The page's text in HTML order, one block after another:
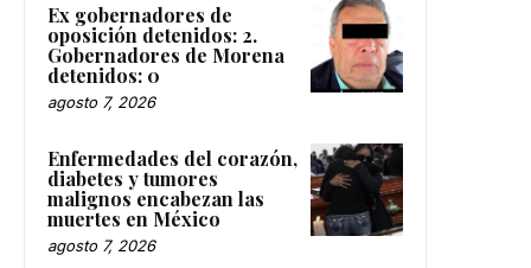
Ex gobernadores de
oposición detenidos: 2.
Gobernadores de Morena
detenidos: 0
agosto 7, 2026
Enfermedades del corazón,
diabetes y tumores
malignos encabezan las
muertes en México
agosto 7, 2026